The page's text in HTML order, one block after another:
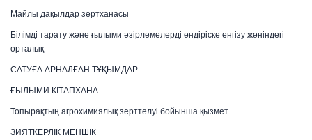
Майлы дақылдар зертханасы
Білімді тарату және ғылыми әзірлемелерді өндіріске енгізу жөніндегі
орталық
САТУҒА АРНАЛҒАН ТҰҚЫМДАР
ҒЫЛЫМИ КІТАПХАНА
Топырақтың агрохимиялық зерттелуі бойынша қызмет
ЗИЯТКЕРЛІК МЕНШІК